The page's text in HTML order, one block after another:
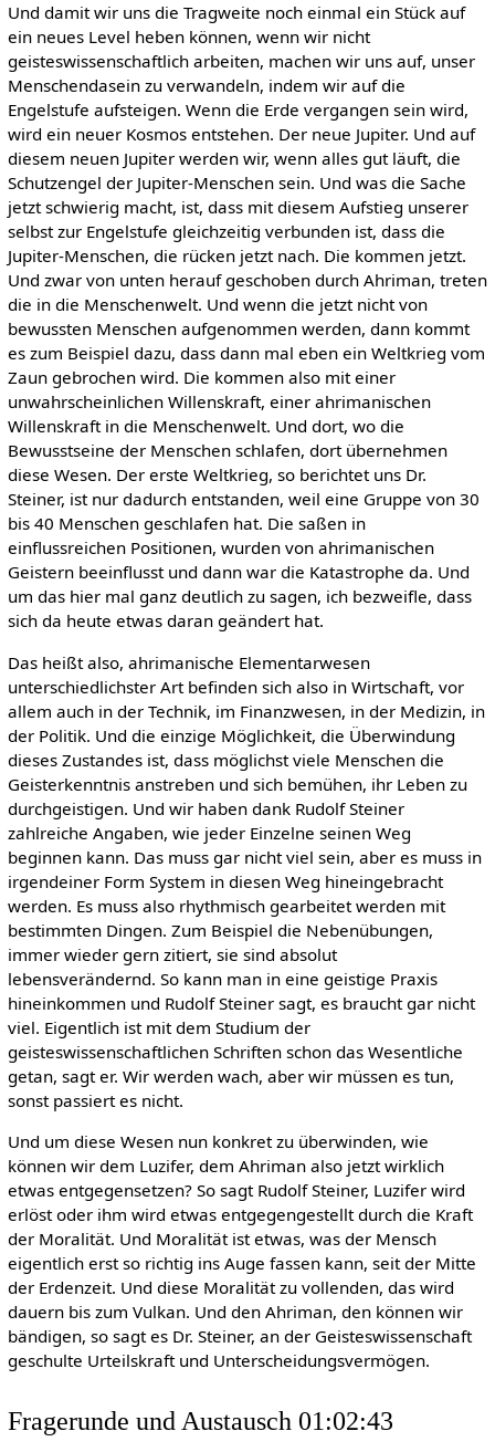
Und damit wir uns die Tragweite noch einmal ein Stück auf
ein neues Level heben können, wenn wir nicht
geisteswissenschaftlich arbeiten, machen wir uns auf, unser
Menschendasein zu verwandeln, indem wir auf die
Engelstufe aufsteigen. Wenn die Erde vergangen sein wird,
wird ein neuer Kosmos entstehen. Der neue Jupiter. Und auf
diesem neuen Jupiter werden wir, wenn alles gut läuft, die
Schutzengel der Jupiter-Menschen sein. Und was die Sache
jetzt schwierig macht, ist, dass mit diesem Aufstieg unserer
selbst zur Engelstufe gleichzeitig verbunden ist, dass die
Jupiter-Menschen, die rücken jetzt nach. Die kommen jetzt.
Und zwar von unten herauf geschoben durch Ahriman, treten
die in die Menschenwelt. Und wenn die jetzt nicht von
bewussten Menschen aufgenommen werden, dann kommt
es zum Beispiel dazu, dass dann mal eben ein Weltkrieg vom
Zaun gebrochen wird. Die kommen also mit einer
unwahrscheinlichen Willenskraft, einer ahrimanischen
Willenskraft in die Menschenwelt. Und dort, wo die
Bewusstseine der Menschen schlafen, dort übernehmen
diese Wesen. Der erste Weltkrieg, so berichtet uns Dr.
Steiner, ist nur dadurch entstanden, weil eine Gruppe von 30
bis 40 Menschen geschlafen hat. Die saßen in
einflussreichen Positionen, wurden von ahrimanischen
Geistern beeinflusst und dann war die Katastrophe da. Und
um das hier mal ganz deutlich zu sagen, ich bezweifle, dass
sich da heute etwas daran geändert hat.
Das heißt also, ahrimanische Elementarwesen
unterschiedlichster Art befinden sich also in Wirtschaft, vor
allem auch in der Technik, im Finanzwesen, in der Medizin, in
der Politik. Und die einzige Möglichkeit, die Überwindung
dieses Zustandes ist, dass möglichst viele Menschen die
Geisterkenntnis anstreben und sich bemühen, ihr Leben zu
durchgeistigen. Und wir haben dank Rudolf Steiner
zahlreiche Angaben, wie jeder Einzelne seinen Weg
beginnen kann. Das muss gar nicht viel sein, aber es muss in
irgendeiner Form System in diesen Weg hineingebracht
werden. Es muss also rhythmisch gearbeitet werden mit
bestimmten Dingen. Zum Beispiel die Nebenübungen,
immer wieder gern zitiert, sie sind absolut
lebensverändernd. So kann man in eine geistige Praxis
hineinkommen und Rudolf Steiner sagt, es braucht gar nicht
viel. Eigentlich ist mit dem Studium der
geisteswissenschaftlichen Schriften schon das Wesentliche
getan, sagt er. Wir werden wach, aber wir müssen es tun,
sonst passiert es nicht.
Und um diese Wesen nun konkret zu überwinden, wie
können wir dem Luzifer, dem Ahriman also jetzt wirklich
etwas entgegensetzen? So sagt Rudolf Steiner, Luzifer wird
erlöst oder ihm wird etwas entgegengestellt durch die Kraft
der Moralität. Und Moralität ist etwas, was der Mensch
eigentlich erst so richtig ins Auge fassen kann, seit der Mitte
der Erdenzeit. Und diese Moralität zu vollenden, das wird
dauern bis zum Vulkan. Und den Ahriman, den können wir
bändigen, so sagt es Dr. Steiner, an der Geisteswissenschaft
geschulte Urteilskraft und Unterscheidungsvermögen.
Fragerunde und Austausch 01:02:43